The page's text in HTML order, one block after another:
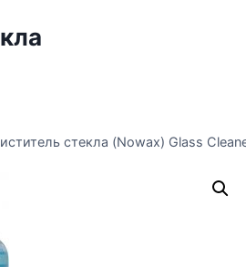
стекла (Nowax) Glass